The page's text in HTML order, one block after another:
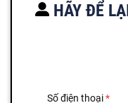
HÃY ĐỂ